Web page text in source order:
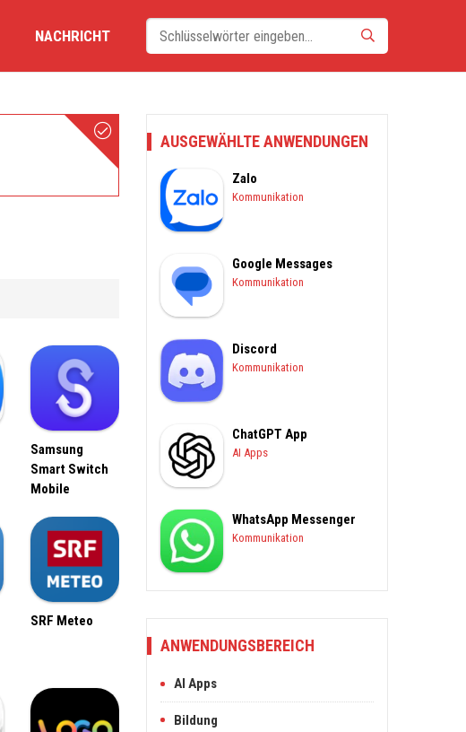
NACHRICHT
Samsung
Smart Switch
Mobile
SRF Meteo
AUSGEWÄHLTE ANWENDUNGEN
Zalo
Kommunikation
Google Messages
Kommunikation
Discord
Kommunikation
ChatGPT App
AI Apps
WhatsApp Messenger
Kommunikation
ANWENDUNGSBEREICH
AI Apps
Bildung